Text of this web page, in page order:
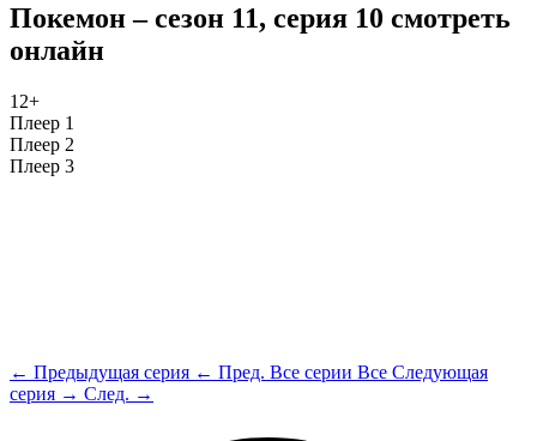
Покемон – сезон 11, серия 10 смотреть
онлайн
12+
Плеер 1
Плеер 2
Плеер 3
← Предыдущая серия ← Пред. Все серии Все Следующая
серия → След. →